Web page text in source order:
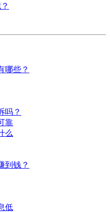
哪些？
吗？
靠
么
到钱？
低